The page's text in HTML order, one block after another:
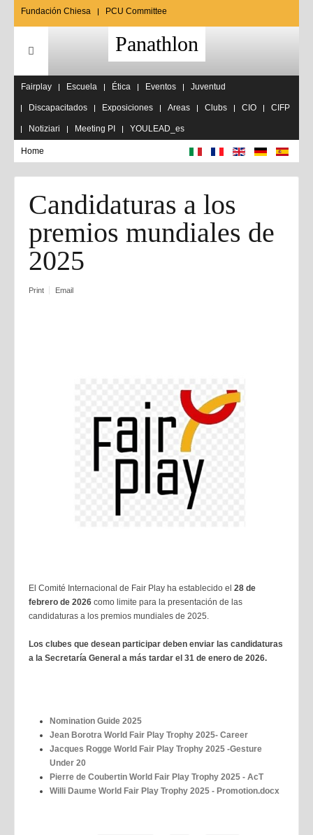
Fundación Chiesa PCU Committee
Panathlon
Fairplay Escuela Ética Eventos Juventud
Discapacitados Exposiciones Areas Clubs CIO CIFP
Notiziari Meeting PI YOULEAD_es
Home
Candidaturas a los
premios mundiales de
2025
Print Email
El Comité Internacional de Fair Play ha establecido el 28 de
febrero de 2026 como limite para la presentación de las
candidaturas a los premios mundiales de 2025.
Los clubes que desean participar deben enviar las candidaturas
a la Secretaría General a más tardar el 31 de enero de 2026.
Nomination Guide 2025
Jean Borotra World Fair Play Trophy 2025- Career
Jacques Rogge World Fair Play Trophy 2025 -Gesture
Under 20
Pierre de Coubertin World Fair Play Trophy 2025 - AcT
Willi Daume World Fair Play Trophy 2025 - Promotion.docx